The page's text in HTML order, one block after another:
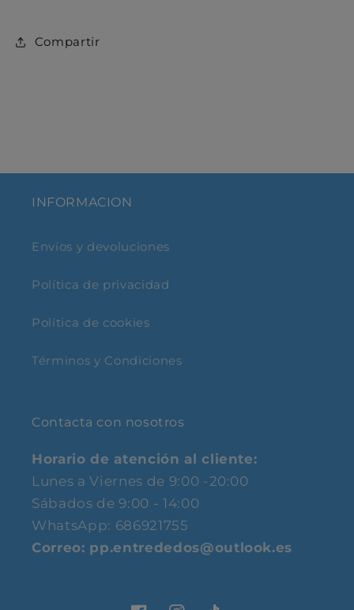
C ompartir
INFORMACION
Envíos y devoluciones
Política de privacidad
Política de cookies
Términos y Condiciones
Contacta con nosotros
Horario de atención al cliente:
Lunes a Viernes de 9:00 -20:00
Sábados de 9:00 - 14:00
WhatsApp: 686921755
Correo: pp.entrededos@outlook.es